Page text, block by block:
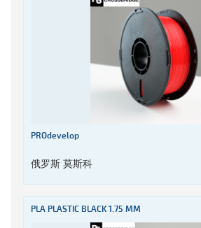
PROdevelop
俄罗斯 莫斯科
PLA PLASTIC BLACK 1.75 MM